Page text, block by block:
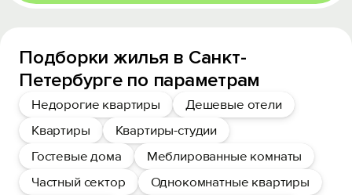
Подборки жилья в Санкт-
Петербурге по параметрам
Недорогие квартиры
Дешевые отели
Квартиры
Квартиры-студии
Гостевые дома
Меблированные комнаты
Частный сектор
Однокомнатные квартиры